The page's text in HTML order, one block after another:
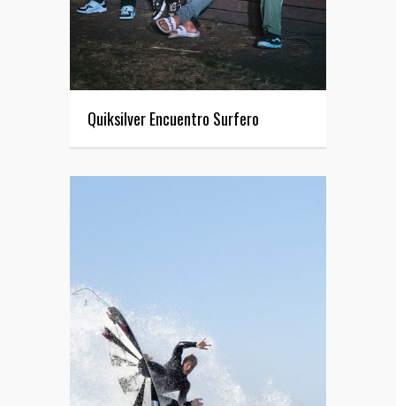
Quiksilver Encuentro Surfero